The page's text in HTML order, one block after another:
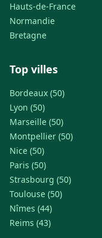
Hauts-de-France
Normandie
Bretagne
Top villes
Bordeaux (50)
Lyon (50)
Marseille (50)
Montpellier (50)
Nice (50)
Paris (50)
Strasbourg (50)
Toulouse (50)
Nîmes (44)
Reims (43)